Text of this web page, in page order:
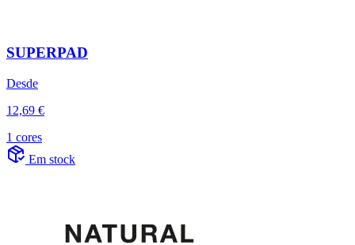
SUPERPAD
Desde
12,69 €
1 cores
Em stock